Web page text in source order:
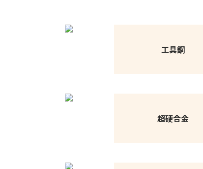
工具鋼
超硬合金